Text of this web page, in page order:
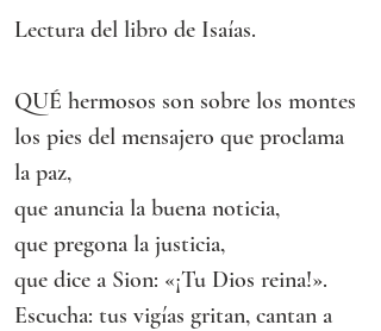
Lectura del libro de Isaías.
QUÉ hermosos son sobre los montes
los pies del mensajero que proclama
la paz,
que anuncia la buena noticia,
que pregona la justicia,
que dice a Sion: «¡Tu Dios reina!».
Escucha: tus vigías gritan, cantan a